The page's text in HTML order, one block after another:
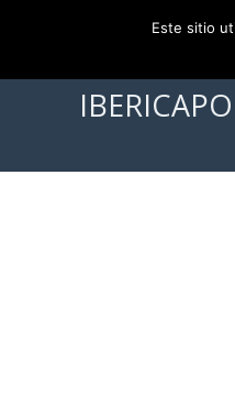
956 111 386Este sitio